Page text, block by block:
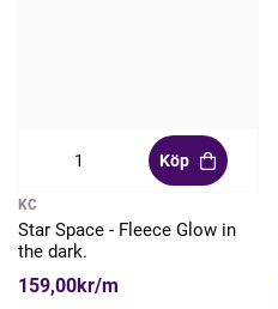
Köp
KC
Star Space - Fleece Glow in
the dark.
159,00kr/m